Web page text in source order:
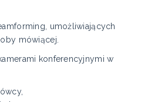
umożliwiających
mówiącej.
konferencyjnymi w